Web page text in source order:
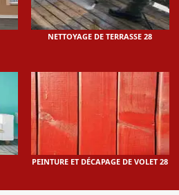
NETTOYAGE DE TERRASSE 28
PEINTURE ET DÉCAPAGE DE VOLET 28